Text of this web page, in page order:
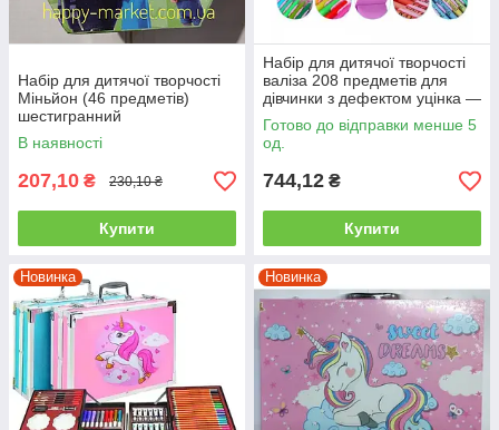
Набір для дитячої творчості
Міньйон (46 предметів)
шестигранний
В наявності
207,10 ₴ 230,10 ₴
Купити
Набір для дитячої творчості
валіза 208 предметів для
дівчинки з дефектом уцінка —
добра (без браку)+70 грн
Готово до відправки менше 5
од.
744,12 ₴
Купити
Новинка Новинка